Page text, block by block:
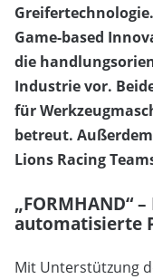
Game-based
die
Industrie vor.
für
betreut.
Lions Racing
„FORMHAND“
automatisierte
Mit Unterstützung